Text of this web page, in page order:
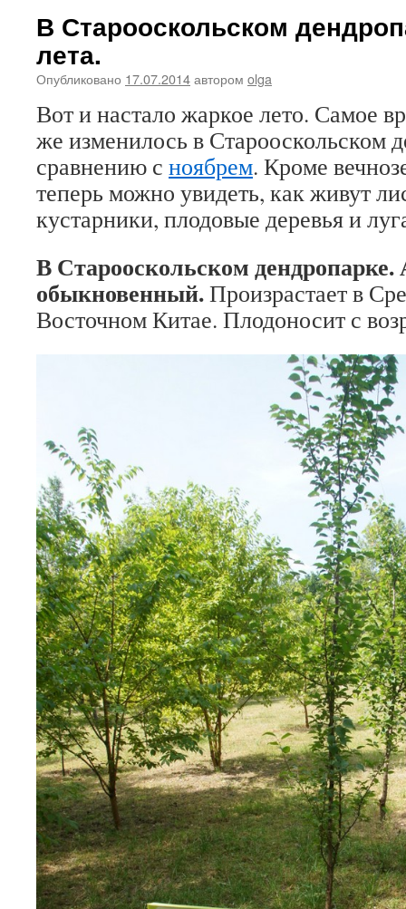
В Старооскольском
лета.
Опубликовано 17.07.2014автором olga
Вот и настало жаркое лето. Самое
же изменилось в Старооскольском
сравнению с ноябрем. Кроме
теперь можно увидеть, как живут
кустарники, плодовые деревья и
В Старооскольском дендропарке.
обыкновенный.Произрастает в
Восточном Китае. Плодоносит с